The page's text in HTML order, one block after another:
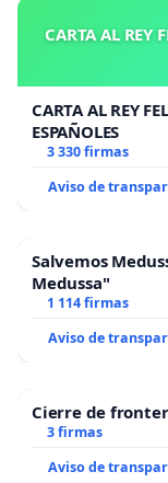
CARTA AL REY
CARTA AL REY
ESPAÑOLES
3 330 firmas
Aviso de
Salvemos
Medussa"
1 114 firmas
Aviso de
Cierre de
3 firmas
Aviso de